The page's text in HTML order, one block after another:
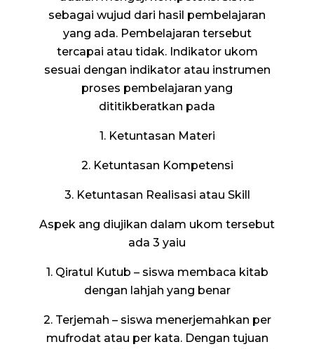
sebagai wujud dari hasil pembelajaran
yang ada. Pembelajaran tersebut
tercapai atau tidak. Indikator ukom
sesuai dengan indikator atau instrumen
proses pembelajaran yang
dititikberatkan pada
1. Ketuntasan Materi
2. Ketuntasan Kompetensi
3. Ketuntasan Realisasi atau Skill
Aspek ang diujikan dalam ukom tersebut
ada 3 yaiu
1. Qiratul Kutub – siswa membaca kitab
dengan lahjah yang benar
2. Terjemah – siswa menerjemahkan per
mufrodat atau per kata. Dengan tujuan